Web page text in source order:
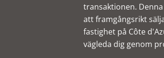
transaktionen.
att framgångsrikt
fastighet på Côte
vägleda dig genom